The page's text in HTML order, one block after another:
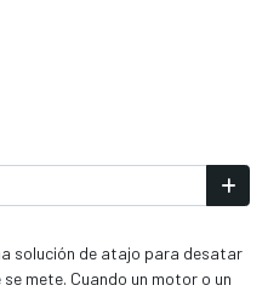
solución de atajo para desatar
mete. Cuando un motor o un